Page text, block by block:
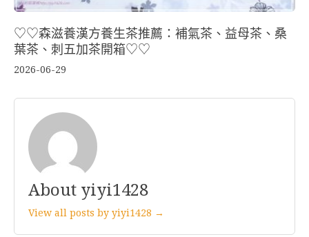
♡♡森滋養漢方養生茶推薦：補氣茶、益母茶、桑
葉茶、刺五加茶開箱♡♡
2026-06-29
About yiyi1428
View all posts by yiyi1428 →